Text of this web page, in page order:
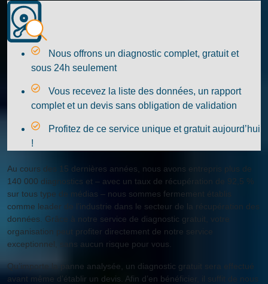
Nous offrons un diagnostic complet, gratuit et
sous 24h seulement
Vous recevez la liste des données, un rapport
complet et un devis sans obligation de validation
Profitez de ce service unique et gratuit aujourd’hui
!
Au cours des 15 dernières années, nous avons entrepris plus de
140 000 diagnostics et – avec un taux de récupération de 92,5 %
sur tous type de médias – nous sommes fermement établis
comme leader de l’industrie dans le secteur de la récupération des
données. Grâce à notre service de diagnostic gratuit, votre
organisation peut profiter directement de notre service
exceptionnel, sans aucun risque pour vous.
Qu’importe la panne analysée, un diagnostic gratuit sera effectué
avant même d’établir un devis. Afin d’en bénéficier, il suffit de nous